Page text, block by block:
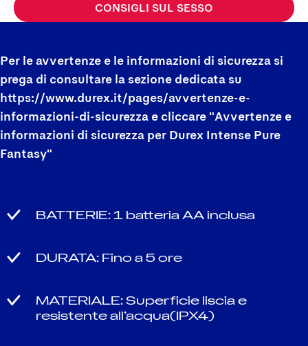
CONSIGLI SUL SESSO
Per le avvertenze e le informazioni di sicurezza si
prega di consultare la sezione dedicata su
https://www.durex.it/pages/avvertenze-e-
informazioni-di-sicurezza e cliccare "Avvertenze e
informazioni di sicurezza per Durex Intense Pure
Fantasy"
BATTERIE: 1 batteria AA inclusa
DURATA: Fino a 5 ore
MATERIALE: Superficie liscia e
resistente all’acqua(IPX4)